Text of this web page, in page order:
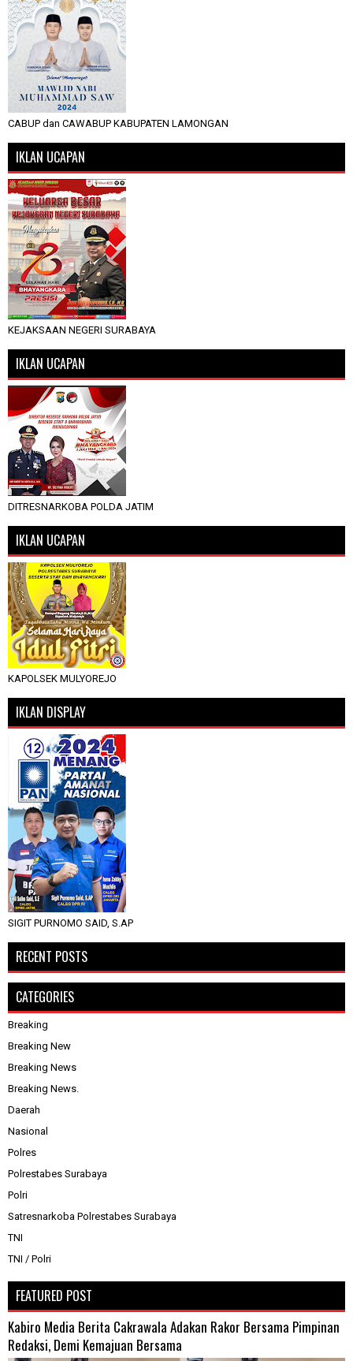
CABUP dan CAWABUP KABUPATEN LAMONGAN
IKLAN UCAPAN
KEJAKSAAN NEGERI SURABAYA
IKLAN UCAPAN
DITRESNARKOBA POLDA JATIM
IKLAN UCAPAN
KAPOLSEK MULYOREJO
IKLAN DISPLAY
SIGIT PURNOMO SAID, S.AP
RECENT POSTS
CATEGORIES
Breaking
Breaking New
Breaking News
Breaking News.
Daerah
Nasional
Polres
Polrestabes Surabaya
Polri
Satresnarkoba Polrestabes Surabaya
TNI
TNI / Polri
FEATURED POST
Kabiro Media Berita Cakrawala Adakan Rakor Bersama Pimpinan
Redaksi, Demi Kemajuan Bersama